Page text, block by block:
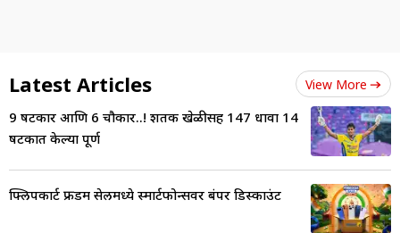
Latest Articles View More
9 षटकार आणि 6 चौकार..! शतकी खेळीसह 147 धावा 14
षटकात केल्या पूर्ण
फ्लिपकार्ट फ्रीडम सेलमध्ये स्मार्टफोन्सवर बंपर डिस्काउंट